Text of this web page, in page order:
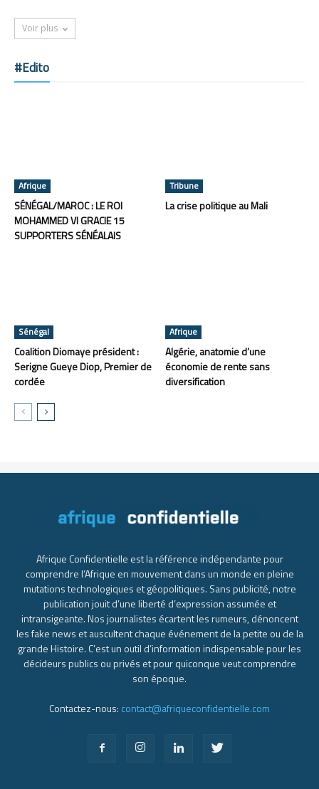
Voir plus
#Edito
Afrique
SÉNÉGAL/MAROC : LE ROI
MOHAMMED VI GRACIE 15
SUPPORTERS SÉNÉALAIS
Tribune
La crise politique au Mali
Sénégal
Coalition Diomaye président :
Serigne Gueye Diop, Premier de
cordée
Afrique
Algérie, anatomie d’une
économie de rente sans
diversification
Afrique Confidentielle est la référence indépendante pour
comprendre l’Afrique en mouvement dans un monde en pleine
mutations technologiques et géopolitiques. Sans publicité, notre
publication jouit d’une liberté d’expression assumée et
intransigeante. Nos journalistes écartent les rumeurs, dénoncent
les fake news et auscultent chaque événement de la petite ou de la
grande Histoire. C’est un outil d’information indispensable pour les
décideurs publics ou privés et pour quiconque veut comprendre
son époque.
Contactez-nous: contact@afriqueconfidentielle.com